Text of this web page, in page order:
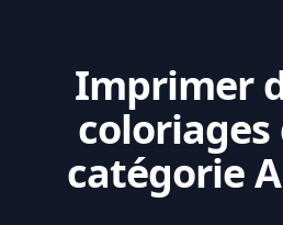
Imprimer
coloriages
catégorie